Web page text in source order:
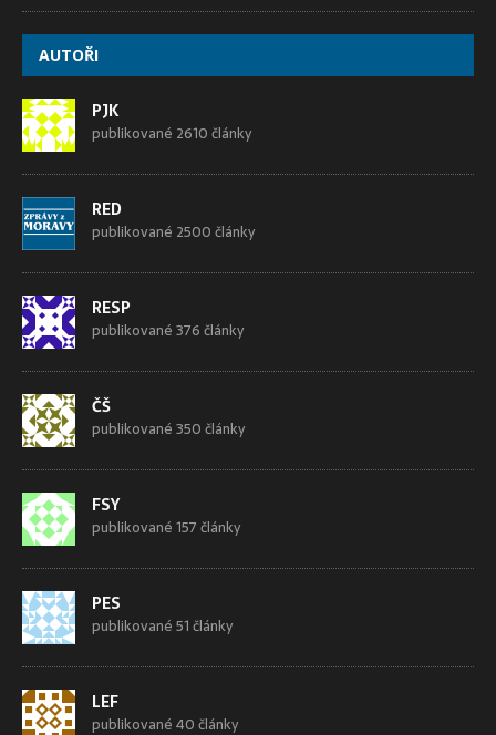
AUTOŘI
PJK
publikované 2610 články
RED
publikované 2500 články
RESP
publikované 376 články
ČŠ
publikované 350 články
FSY
publikované 157 články
PES
publikované 51 články
LEF
publikované 40 články